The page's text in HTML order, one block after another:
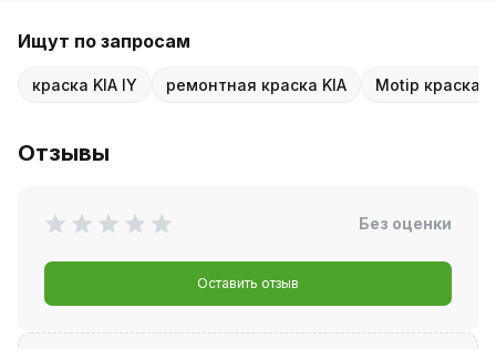
Ищут по запросам
краска KIA IY ремонтная краска KIA Motip краска
Отзывы
Без оценки
Оставить отзыв